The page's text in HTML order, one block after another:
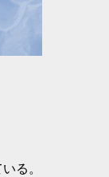
る。